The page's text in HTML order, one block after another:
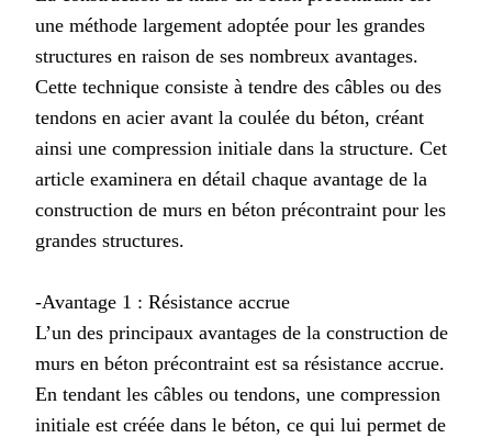
une méthode largement adoptée pour les grandes
structures en raison de ses nombreux avantages.
Cette technique consiste à tendre des câbles ou des
tendons en acier avant la coulée du béton, créant
ainsi une compression initiale dans la structure. Cet
article examinera en détail chaque avantage de la
construction de murs en béton précontraint pour les
grandes structures.
-Avantage 1 : Résistance accrue
L’un des principaux avantages de la construction de
murs en béton précontraint est sa résistance accrue.
En tendant les câbles ou tendons, une compression
initiale est créée dans le béton, ce qui lui permet de